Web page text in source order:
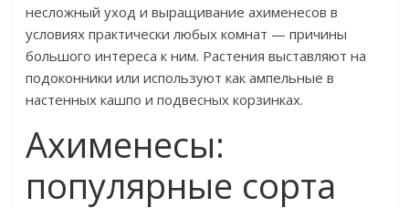
несложный уход и выращивание ахименесов в
условиях практически любых комнат — причины
большого интереса к ним. Растения выставляют на
подоконники или используют как ампельные в
настенных кашпо и подвесных корзинках.
Ахименесы:
популярные сорта